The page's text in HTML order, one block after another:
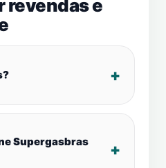
revendas e
Supergasbras